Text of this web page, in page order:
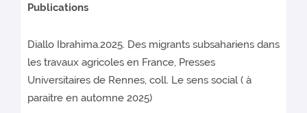
Publications
Diallo Ibrahima.2025. Des migrants subsahariens dans
les travaux agricoles en France, Presses
Universitaires de Rennes, coll. Le sens social ( à
paraitre en automne 2025)